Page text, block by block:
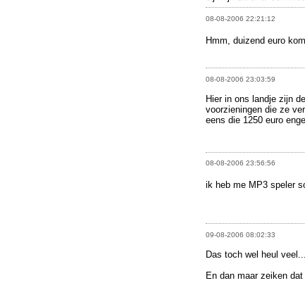
08-08-2006 22:21:12
Hmm, duizend euro
08-08-2006 23:03:59
Hier in ons landje zijn
voorzieningen die ze
eens die 1250 euro
08-08-2006 23:56:56
ik heb me MP3 speler
09-08-2006 08:02:33
Das toch wel heul veel....
En dan maar zeiken dat